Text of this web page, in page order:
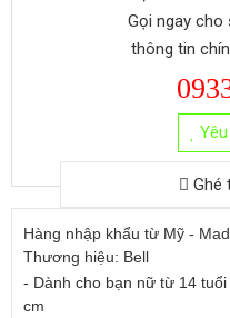
Gọi ngay
thông tin
Ghé
Hàng nhập khẩu từ Mỹ -
Thương hiệu: Bell
- Dành cho bạn nữ từ 14
cm